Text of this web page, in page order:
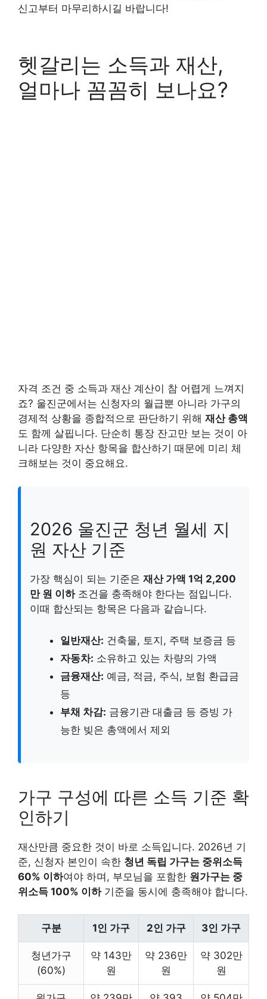
신고부터 마무리하시길 바랍니다!
헷갈리는 소득과 재산,
얼마나 꼼꼼히 보나요?
자격 조건 중 소득과 재산 계산이 참 어렵게 느껴지
죠? 울진군에서는 신청자의 월급뿐 아니라 가구의
경제적 상황을 종합적으로 판단하기 위해 재산 총액
도 함께 살핍니다. 단순히 통장 잔고만 보는 것이 아
니라 다양한 자산 항목을 합산하기 때문에 미리 체
크해보는 것이 중요해요.
2026 울진군 청년 월세 지
원 자산 기준
가장 핵심이 되는 기준은 재산 가액 1억 2,200
만 원 이하조건을 충족해야 한다는 점입니다.
이때 합산되는 항목은 다음과 같습니다.
일반재산: 건축물, 토지, 주택 보증금 등
자동차: 소유하고 있는 차량의 가액
금융재산: 예금, 적금, 주식, 보험 환급금
등
부채 차감: 금융기관 대출금 등 증빙 가
능한 빚은 총액에서 제외
가구 구성에 따른 소득 기준 확
인하기
재산만큼 중요한 것이 바로 소득입니다. 2026년 기
준, 신청자 본인이 속한 청년 독립 가구는 중위소득
60% 이하여야 하며, 부모님을 포함한 원가구는 중
위소득 100% 이하기준을 동시에 충족해야 합니다.
구분 1인 가구 2인 가구 3인 가구
청년가구
(60%)
약 143만
원
약 236만
원
약 302만
원